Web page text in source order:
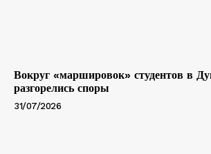
Вокруг «маршировок» студентов в
разгорелись споры
31/07/2026